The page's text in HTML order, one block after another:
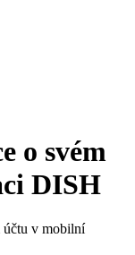
o svém
DISH
účtu v mobilní